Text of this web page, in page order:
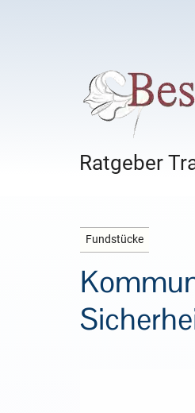
Ratgeber
Fundstücke